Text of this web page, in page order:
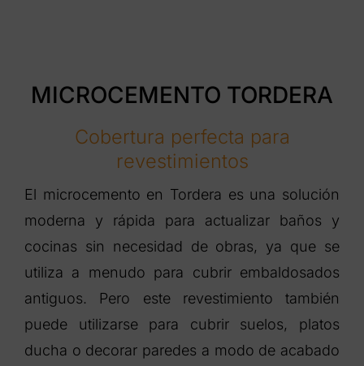
MICROCEMENTO TORDERA
Cobertura perfecta para
revestimientos
El microcemento en Tordera es una solución
moderna y rápida para actualizar baños y
cocinas sin necesidad de obras, ya que se
utiliza a menudo para cubrir embaldosados
antiguos. Pero este revestimiento también
puede utilizarse para cubrir suelos, platos
ducha o decorar paredes a modo de acabado